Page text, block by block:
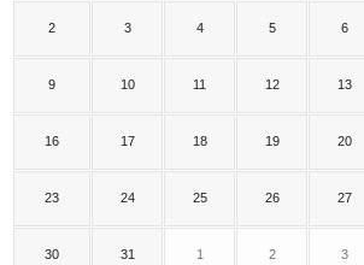
2 3 4 5 6
9 10 11 12 13
16 17 18 19 20
23 24 25 26 27
30 31 1 2 3